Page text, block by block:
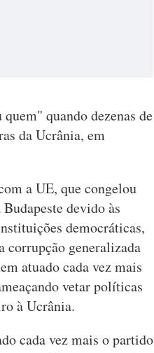
quando dezenas de
da Ucrânia, em
a UE, que congelou
devido às
democráticas,
corrupção generalizada
atuado cada vez mais
vetar políticas
à Ucrânia.
cada vez mais o partido